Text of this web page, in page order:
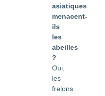
asiatiques
menacent-
ils
les
abeilles
?
Oui,
les
frelons